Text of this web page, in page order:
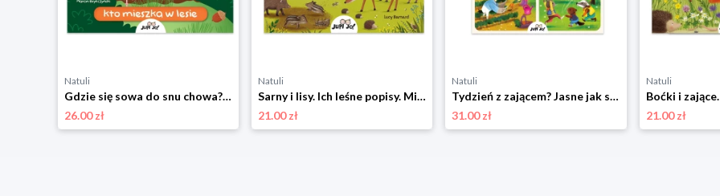
Natuli
Gdzie się sowa do snu chowa? Kto mieszka w lesie Jupi jo!
26.00 zł
Natuli
Sarny i lisy. Ich leśne popisy. Mieszkańcy lasu. Poznaję Przyrodę Jupi jo!
21.00 zł
Natuli
Tydzień z zającem? Jasne jak słońce!. Poznajemy godziny i pory dnia Jupi jo!
31.00 zł
Natuli
21.00 zł